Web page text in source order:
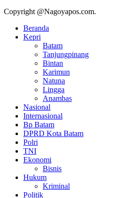
Copyright @Nagoyapos.com.
Beranda
Kepri
Batam
Tanjungpinang
Bintan
Karimun
Natuna
Lingga
Anambas
Nasional
Internasional
Bp Batam
DPRD Kota Batam
Polri
TNI
Ekonomi
Bisnis
Hukum
Kriminal
Politik